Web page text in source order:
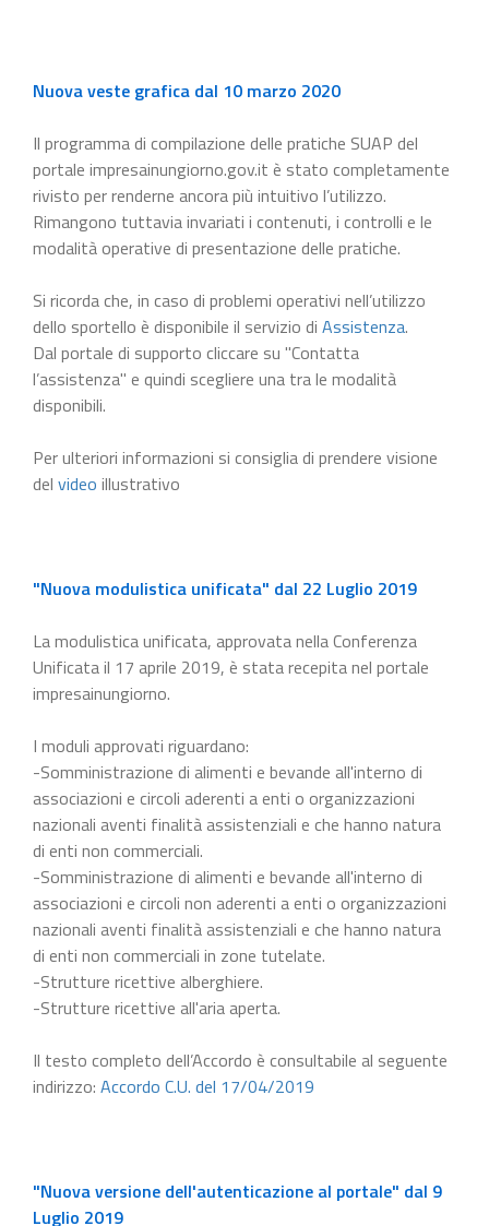
Nuova veste grafica dal 10 marzo 2020
Il programma di compilazione delle pratiche SUAP del
portale impresainungiorno.gov.it è stato completamente
rivisto per renderne ancora più intuitivo l’utilizzo.
Rimangono tuttavia invariati i contenuti, i controlli e le
modalità operative di presentazione delle pratiche.
Si ricorda che, in caso di problemi operativi nell’utilizzo
dello sportello è disponibile il servizio di Assistenza.
Dal portale di supporto cliccare su "Contatta
l’assistenza" e quindi scegliere una tra le modalità
disponibili.
Per ulteriori informazioni si consiglia di prendere visione
del video illustrativo
"Nuova modulistica unificata" dal 22 Luglio 2019
La modulistica unificata, approvata nella Conferenza
Unificata il 17 aprile 2019, è stata recepita nel portale
impresainungiorno.
I moduli approvati riguardano:
-Somministrazione di alimenti e bevande all'interno di
associazioni e circoli aderenti a enti o organizzazioni
nazionali aventi finalità assistenziali e che hanno natura
di enti non commerciali.
-Somministrazione di alimenti e bevande all'interno di
associazioni e circoli non aderenti a enti o organizzazioni
nazionali aventi finalità assistenziali e che hanno natura
di enti non commerciali in zone tutelate.
-Strutture ricettive alberghiere.
-Strutture ricettive all'aria aperta.
Il testo completo dell’Accordo è consultabile al seguente
indirizzo: Accordo C.U. del 17/04/2019
"Nuova versione dell'autenticazione al portale" dal 9
Luglio 2019